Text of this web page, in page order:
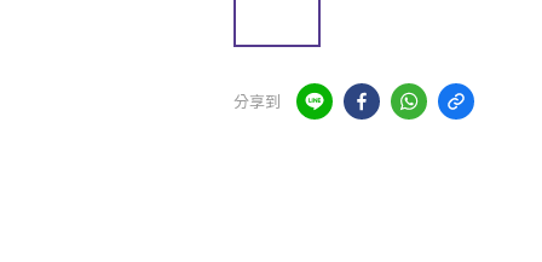
分享到